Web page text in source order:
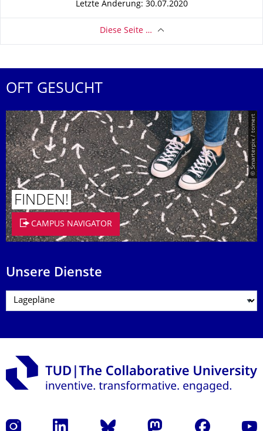
Letzte Änderung: 30.07.2020
Diese Seite …
OFT GESUCHT
© Smarterpix / tomert
FINDEN!
CAMPUS NAVIGATOR
Unsere Dienste
Instagram LinkedIn Bluesky Mastodon Facebook